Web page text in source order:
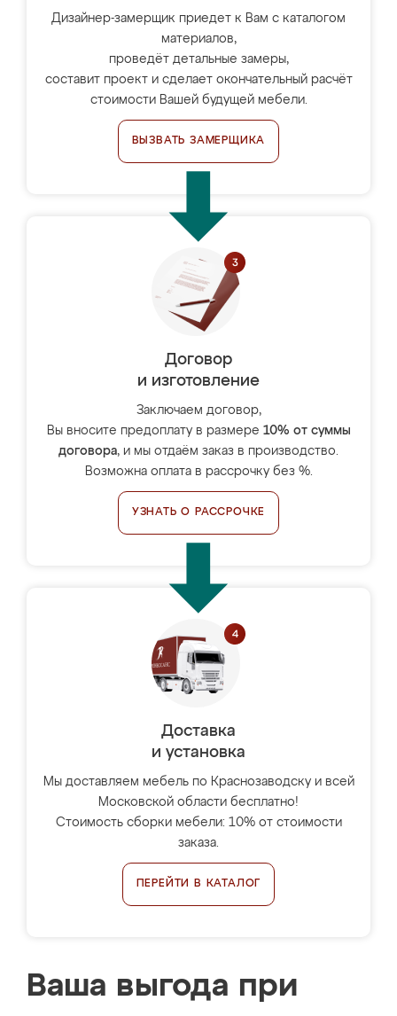
Дизайнер-замерщик приедет к Вам с каталогом
материалов,
проведёт детальные замеры,
составит проект и сделает окончательный расчёт
стоимости Вашей будущей мебели.
ВЫЗВАТЬ ЗАМЕРЩИКА
Договор
и изготовление
Заключаем договор,
Вы вносите предоплату в размере 10% от суммы
договора, и мы отдаём заказ в производство.
Возможна оплата в рассрочку без %.
УЗНАТЬ О РАССРОЧКЕ
Доставка
и установка
Мы доставляем мебель по Краснозаводску и всей
Московской области бесплатно!
Стоимость сборки мебели: 10% от стоимости
заказа.
ПЕРЕЙТИ В КАТАЛОГ
Ваша выгода при